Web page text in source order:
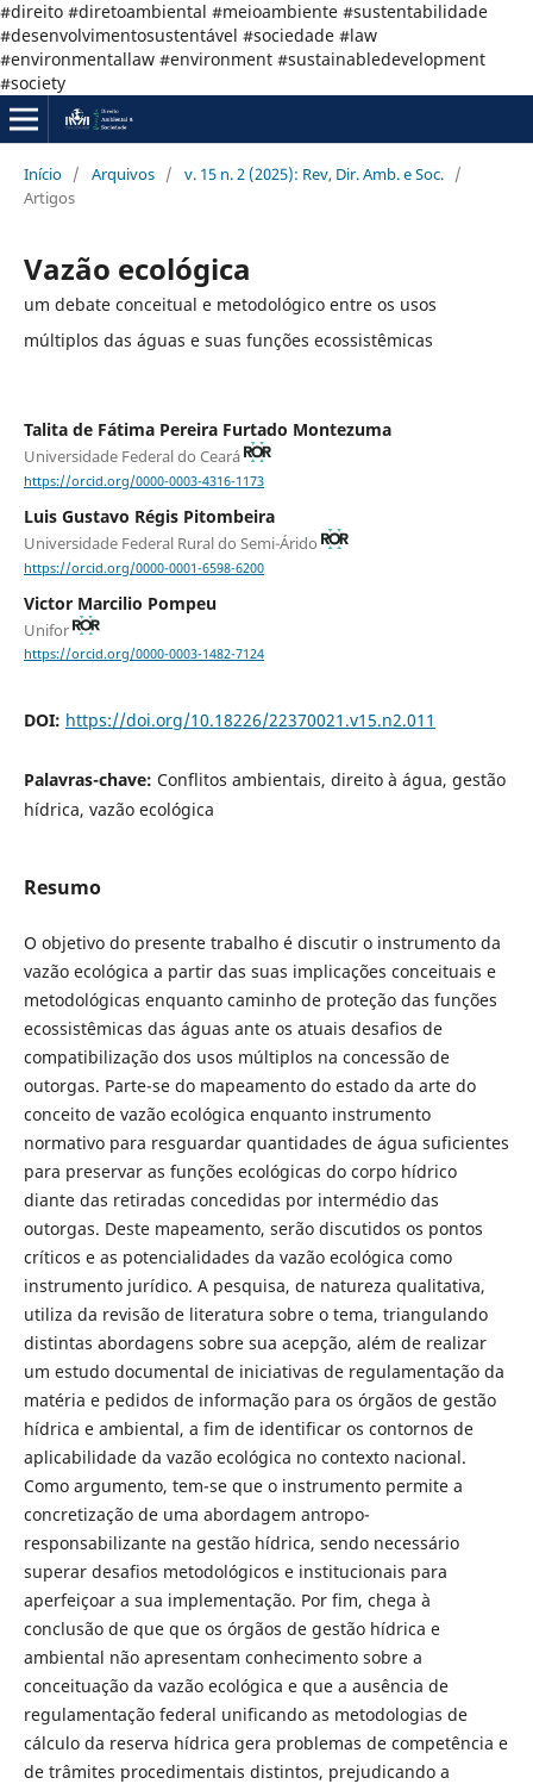
#direito #diretoambiental #meioambiente #sustentabilidade
#desenvolvimentosustentável #sociedade #law
#environmentallaw #environment #sustainabledevelopment
#society
Início / Arquivos / v. 15 n. 2 (2025): Rev, Dir. Amb. e Soc. /
Artigos
Vazão ecológica
um debate conceitual e metodológico entre os usos
múltiplos das águas e suas funções ecossistêmicas
Talita de Fátima Pereira Furtado Montezuma
Universidade Federal do Ceará
https://orcid.org/0000-0003-4316-1173
Luis Gustavo Régis Pitombeira
Universidade Federal Rural do Semi-Árido
https://orcid.org/0000-0001-6598-6200
Victor Marcilio Pompeu
Unifor
https://orcid.org/0000-0003-1482-7124
DOI: https://doi.org/10.18226/22370021.v15.n2.011
Palavras-chave: Conflitos ambientais, direito à água, gestão
hídrica, vazão ecológica
Resumo
O objetivo do presente trabalho é discutir o instrumento da
vazão ecológica a partir das suas implicações conceituais e
metodológicas enquanto caminho de proteção das funções
ecossistêmicas das águas ante os atuais desafios de
compatibilização dos usos múltiplos na concessão de
outorgas. Parte-se do mapeamento do estado da arte do
conceito de vazão ecológica enquanto instrumento
normativo para resguardar quantidades de água suficientes
para preservar as funções ecológicas do corpo hídrico
diante das retiradas concedidas por intermédio das
outorgas. Deste mapeamento, serão discutidos os pontos
críticos e as potencialidades da vazão ecológica como
instrumento jurídico. A pesquisa, de natureza qualitativa,
utiliza da revisão de literatura sobre o tema, triangulando
distintas abordagens sobre sua acepção, além de realizar
um estudo documental de iniciativas de regulamentação da
matéria e pedidos de informação para os órgãos de gestão
hídrica e ambiental, a fim de identificar os contornos de
aplicabilidade da vazão ecológica no contexto nacional.
Como argumento, tem-se que o instrumento permite a
concretização de uma abordagem antropo-
responsabilizante na gestão hídrica, sendo necessário
superar desafios metodológicos e institucionais para
aperfeiçoar a sua implementação. Por fim, chega à
conclusão de que que os órgãos de gestão hídrica e
ambiental não apresentam conhecimento sobre a
conceituação da vazão ecológica e que a ausência de
regulamentação federal unificando as metodologias de
cálculo da reserva hídrica gera problemas de competência e
de trâmites procedimentais distintos, prejudicando a